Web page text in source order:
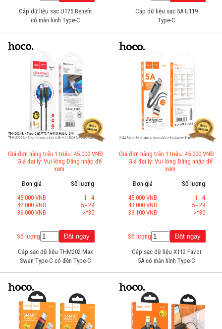
Cáp dữ liệu sạc U125 Benefit
có màn hình Type-C
Cáp dữ liệu sạc 5A U119
Type-C
Giá đơn hàng trên 1 triệu: 45.000 VNĐ
Giá đại lý: Vui lòng Đăng nhập để
xem
Đơn giá
45.000 VNĐ
42.000 VNĐ
36.000 VNĐ
Số lượng
1 - 4
5 - 29
>=30
Số lượng
Cáp sạc dữ liệu THM202 Max
Swan Type-C có đèn Type-C
Giá đơn hàng trên 1 triệu: 45.000 VNĐ
Giá đại lý: Vui lòng Đăng nhập để
xem
Đơn giá
45.000 VNĐ
43.000 VNĐ
39.100 VNĐ
Số lượng
1 - 4
5 - 29
>=30
Số lượng
Cáp sạc dữ liệu X112 Favor
5A có màn hình Type-C